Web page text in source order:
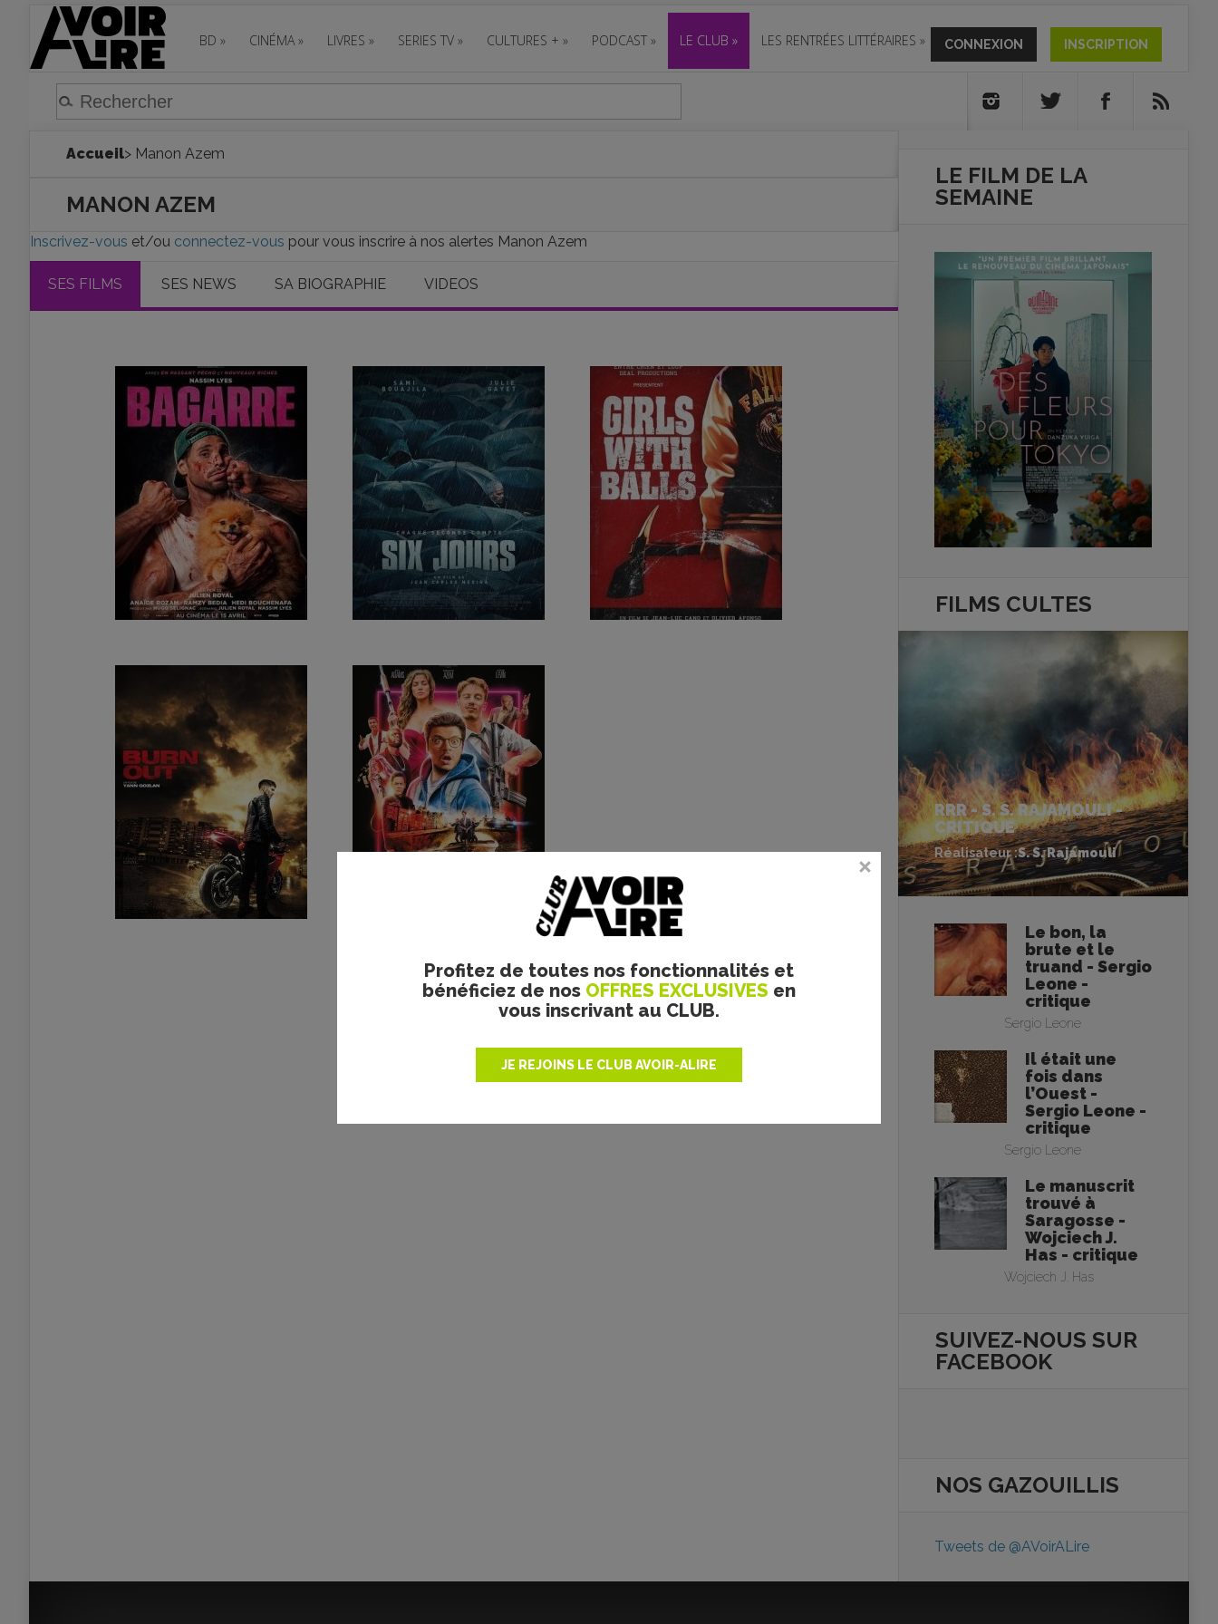
BD » CINÉMA » LIVRES » SERIES TV » CULTURES + » PODCAST » LE CLUB » LES RENTRÉES LITTÉRAIRES » CONNEXION INSCRIPTION
Profitez de toutes nos fonctionnalités et
bénéficiez de nos OFFRES EXCLUSIVES en
vous inscrivant au CLUB.
JE REJOINS LE CLUB AVOIR-ALIRE
Accueil> Manon Azem
MANON AZEM
Inscrivez-vous et/ou connectez-vous pour vous inscrire à nos alertes Manon Azem
SES FILMS SES NEWS SA BIOGRAPHIE VIDEOS
LE FILM DE LA
SEMAINE
FILMS CULTES
RRR - S. S. RAJAMOULI -
CRITIQUE
Réalisateur :S. S. Rajamouli
Le bon, la
brute et le
truand - Sergio
Leone -
critique
Sergio Leone
Il était une
fois dans
l’Ouest -
Sergio Leone -
critique
Sergio Leone
Le manuscrit
trouvé à
Saragosse -
Wojciech J.
Has - critique
Wojciech J. Has
SUIVEZ-NOUS SUR
FACEBOOK
NOS GAZOUILLIS
Tweets de @AVoirALire